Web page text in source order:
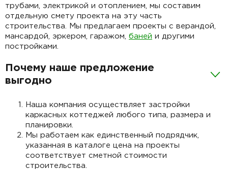
трубами, электрикой и отоплением, мы составим
отдельную смету проекта на эту часть
строительства. Мы предлагаем проекты с верандой,
мансардой, эркером, гаражом, баней и другими
постройками.
Почему наше предложение
выгодно
Наша компания осуществляет застройки
каркасных коттеджей любого типа, размера и
планировки.
Мы работаем как единственный подрядчик,
указанная в каталоге цена на проекты
соответствует сметной стоимости
строительства.